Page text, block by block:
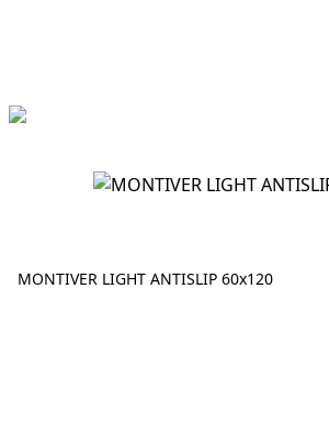
MONTIVER LIGHT ANTISLIP 60x120